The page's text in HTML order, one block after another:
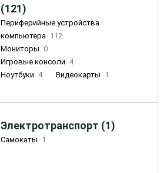
(121)
Периферийные устройства
компьютера 112
Мониторы 0
Игровые консоли 4
Ноутбуки 4 Видеокарты 1
Электротранспорт (1)
Самокаты 1